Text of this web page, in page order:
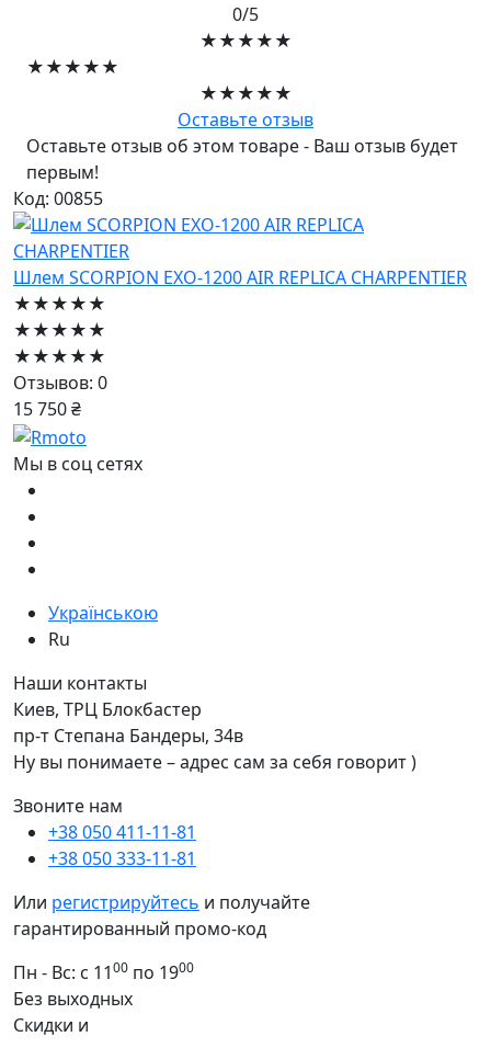
0/5
★★★★★
★★★★★
★★★★★
Оставьте отзыв
Оставьте отзыв об этом товаре - Ваш отзыв будет
первым!
Код: 00855
Шлем SCORPION EXO-1200 AIR REPLICA CHARPENTIER
★★★★★
★★★★★
★★★★★
Отзывов: 0
15 750 ₴
Мы в соц сетях
Українською
Ru
Наши контакты
Киев, ТРЦ Блокбастер
пр-т Степана Бандеры, 34в
Ну вы понимаете – адрес сам за себя говорит )
Звоните нам
+38 050 411-11-81
+38 050 333-11-81
Или регистрируйтесь и получайте
гарантированный промо-код
Пн - Вс: с 1100 по 1900
Без выходных
Скидки и